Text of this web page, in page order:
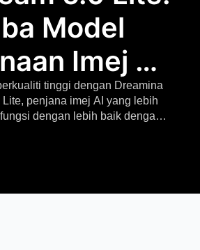
Model
Imej AI
tinggi dengan Dreamina
Lite, penjana imej AI yang lebih
dengan lebih baik dengan